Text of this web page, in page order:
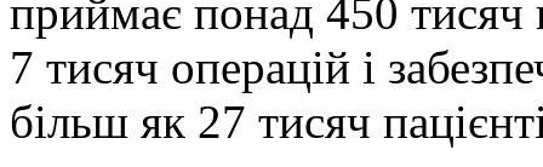
приймає понад 450 тисяч
7 тисяч операцій і
більш як 27 тисяч